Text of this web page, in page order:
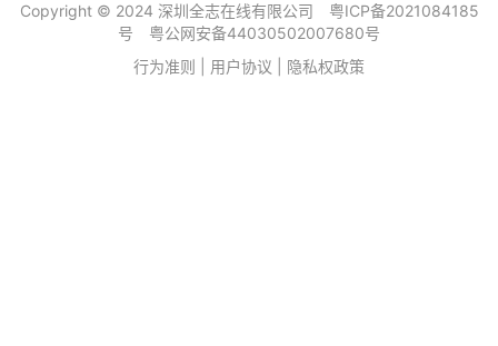
Copyright © 2024 深圳全志在线有限公司
粤ICP备2021084185
号
粤公网安备44030502007680号
行为准则
用户协议 隐私权政策